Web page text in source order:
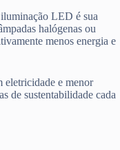
LED é sua
halógenas ou
menos energia e
eletricidade e menor
de sustentabilidade cada